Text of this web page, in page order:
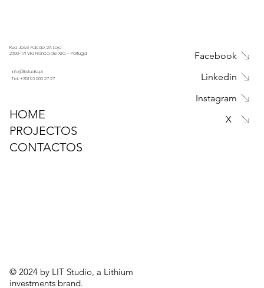
© 2024 by LIT Studio, a Lithium
investments brand.
info@litstudio.pt
Tel.: +351 96 000 27 27
Rua José Falcão, 2A Loja
2600-171 Vila Franca de Xira – Portugal
HOME
PROJECTOS
CONTACTOS
Facebook
Linkedin
Instagram
X